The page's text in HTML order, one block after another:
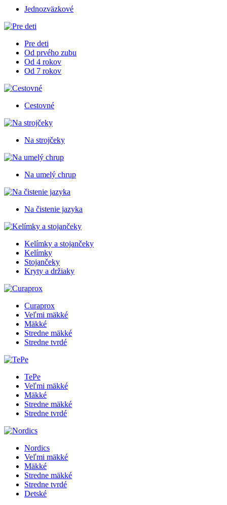
Jednozväzkové
Pre deti
Od prvého zubu
Od 4 rokov
Od 7 rokov
Cestovné
Na strojčeky
Na umelý chrup
Na čistenie jazyka
Kelímky a stojančeky
Kelímky
Stojančeky
Kryty a držiaky
Curaprox
Veľmi mäkké
Mäkké
Stredne mäkké
Stredne tvrdé
TePe
Veľmi mäkké
Mäkké
Stredne mäkké
Stredne tvrdé
Nordics
Veľmi mäkké
Mäkké
Stredne mäkké
Stredne tvrdé
Detské